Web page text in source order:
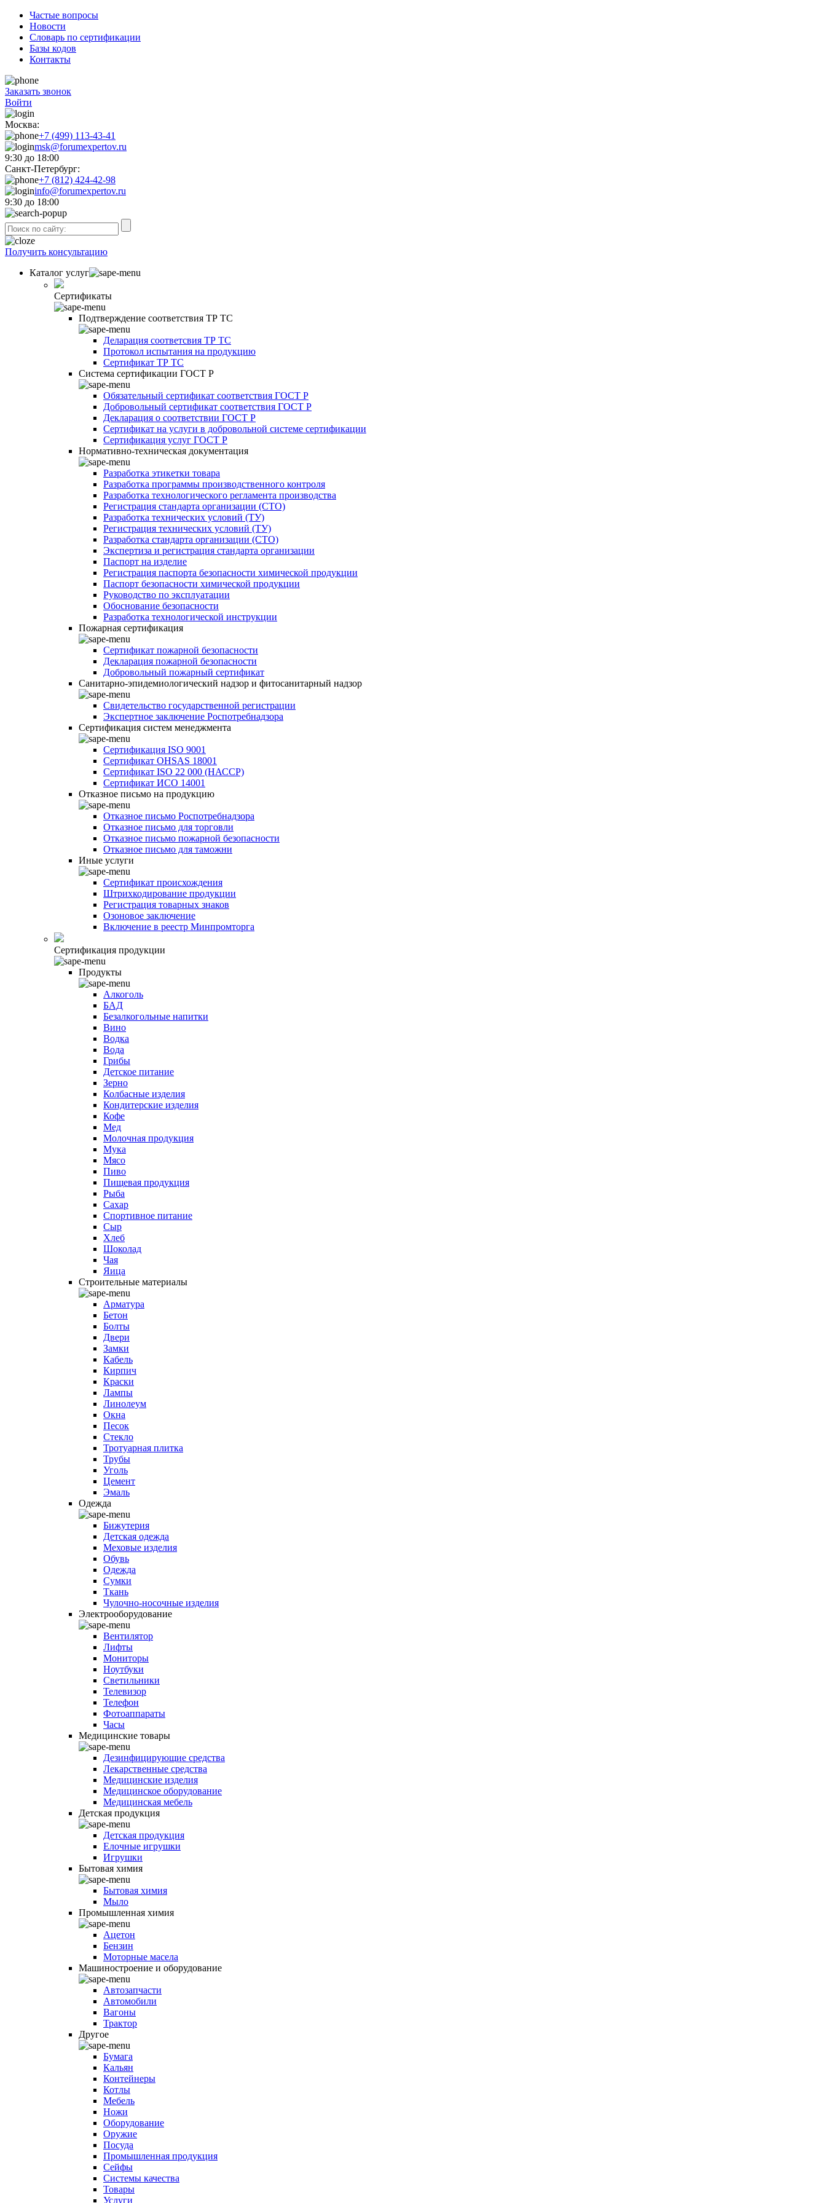
Частые вопросы
Новости
Словарь по сертификации
Базы кодов
Контакты
Заказать звонок
Войти
Москва:
+7 (499) 113-43-41
msk@forumexpertov.ru
9:30 до 18:00
Санкт-Петербург:
+7 (812) 424-42-98
info@forumexpertov.ru
9:30 до 18:00
Получить консультацию
Каталог услуг
Сертификаты
Подтверждение соответствия ТР ТС
Деларация соответсвия ТР ТС
Протокол испытания на продукцию
Сертификат ТР ТС
Система сертификации ГОСТ Р
Обязательный сертификат соответствия ГОСТ Р
Добровольный сертификат соответствия ГОСТ Р
Декларация о соответствии ГОСТ Р
Сертификат на услуги в добровольной системе сертификации
Сертификация услуг ГОСТ Р
Нормативно-техническая документация
Разработка этикетки товара
Разработка программы производственного контроля
Разработка технологического регламента производства
Регистрация стандарта организации (СТО)
Разработка технических условий (ТУ)
Регистрация технических условий (ТУ)
Разработка стандарта организации (СТО)
Экспертиза и регистрация стандарта организации
Паспорт на изделие
Регистрация паспорта безопасности химической продукции
Паспорт безопасности химической продукции
Руководство по эксплуатации
Обоснование безопасности
Разработка технологической инструкции
Пожарная сертификация
Сертификат пожарной безопасности
Декларация пожарной безопасности
Добровольный пожарный сертификат
Санитарно-эпидемиологический надзор и фитосанитарный надзор
Свидетельство государственной регистрации
Экспертное заключение Роспотребнадзора
Сертификация систем менеджмента
Сертификация ISO 9001
Сертификат OHSAS 18001
Сертификат ISO 22 000 (НАССР)
Сертификат ИСО 14001
Отказное письмо на продукцию
Отказное письмо Роспотребнадзора
Отказное письмо для торговли
Отказное письмо пожарной безопасности
Отказное письмо для таможни
Иные услуги
Сертификат происхождения
Штрихкодирование продукции
Регистрация товарных знаков
Озоновое заключение
Включение в реестр Минпромторга
Сертификация продукции
Продукты
Алкоголь
БАД
Безалкогольные напитки
Вино
Водка
Вода
Грибы
Детское питание
Зерно
Колбасные изделия
Кондитерские изделия
Кофе
Мед
Молочная продукция
Мука
Мясо
Пиво
Пищевая продукция
Рыба
Сахар
Спортивное питание
Сыр
Хлеб
Шоколад
Чая
Яица
Строительные материалы
Арматура
Бетон
Болты
Двери
Замки
Кабель
Кирпич
Краски
Лампы
Линолеум
Окна
Песок
Стекло
Тротуарная плитка
Трубы
Уголь
Цемент
Эмаль
Одежда
Бижутерия
Детская одежда
Меховые изделия
Обувь
Одежда
Сумки
Ткань
Чулочно-носочные изделия
Электрооборудование
Вентилятор
Лифты
Мониторы
Ноутбуки
Светильники
Телевизор
Телефон
Фотоаппараты
Часы
Медицинские товары
Дезинфицирующие средства
Лекарственные средства
Медицинские изделия
Медицинское оборудование
Медицинская мебель
Детская продукция
Детская продукция
Елочные игрушки
Игрушки
Бытовая химия
Бытовая химия
Мыло
Промышленная химия
Ацетон
Бензин
Моторные масела
Машиностроение и оборудование
Автозапчасти
Автомобили
Вагоны
Трактор
Другое
Бумага
Кальян
Контейнеры
Котлы
Мебель
Ножи
Оборудование
Оружие
Посуда
Промышленная продукция
Сейфы
Системы качества
Товары
Услуги